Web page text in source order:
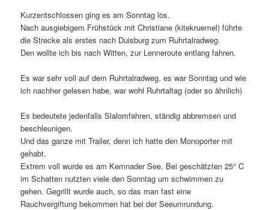
Kurzentschlossen ging es am Sonntag los.
Nach ausgiebigem Frühstück mit Christiane (kitekruemel) führte
die Strecke als erstes nach Duisburg zum Ruhrtalradweg.
Den wollte ich bis nach Witten, zur Lenneroute entlang fahren.
Es war sehr voll auf dem Ruhrtalradweg, es war Sonntag und wie
ich nachher gelesen habe, war wohl Ruhrtaltag (oder so ähnlich)
Es bedeutete jedenfalls Slalomfahren, ständig abbremsen und
beschleunigen.
Und das ganze mit Trailer, denn ich hatte den Monoporter mit
gehabt.
Extrem voll wurde es am Kemnader See. Bei geschätzten 25° C
im Schatten nutzten viele den Sonntag um schwimmen zu
gehen. Gegrillt wurde auch, so das man fast eine
Rauchvergiftung bekommen hat bei der Seeumrundung.